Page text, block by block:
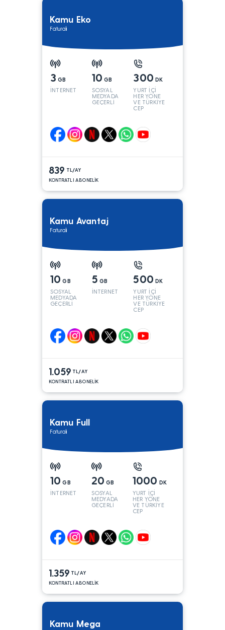
Kamu Eko
Faturalı
3 GB
İNTERNET
10 GB
SOSYAL
MEDYADA
GEÇERLİ
300 DK
YURT İÇİ
HER YÖNE
VE TÜRKİYE
CEP
839 TL/AY
KONTRATLI ABONELİK
Kamu Avantaj
Faturalı
10 GB
SOSYAL
MEDYADA
GEÇERLİ
5 GB
İNTERNET
500 DK
YURT İÇİ
HER YÖNE
VE TÜRKİYE
CEP
1.059 TL/AY
KONTRATLI ABONELİK
Kamu Full
Faturalı
10 GB
İNTERNET
20 GB
SOSYAL
MEDYADA
GEÇERLİ
1000 DK
YURT İÇİ
HER YÖNE
VE TÜRKİYE
CEP
1.359 TL/AY
KONTRATLI ABONELİK
Kamu Mega